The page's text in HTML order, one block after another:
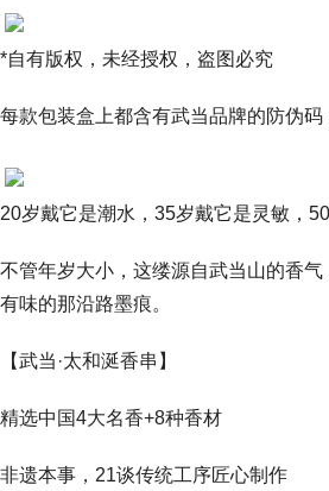
*自有版权，未经授权，盗图必究
每款包装盒上都含有武当品牌的防伪码
20岁戴它是潮水，35岁戴它是灵敏，
不管年岁大小，这缕源自武当山的香
有味的那沿路墨痕。
【武当·太和涎香串】
精选中国4大名香+8种香材
非遗本事，21谈传统工序匠心制作